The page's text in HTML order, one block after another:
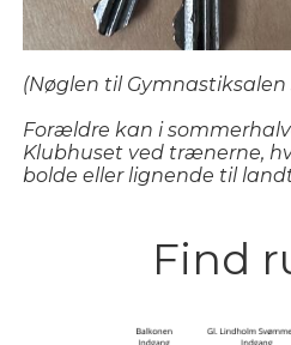
(Nøglen til
Forældre kan i
Klubhuset ved trænerne,
bolde eller lignende til
Find